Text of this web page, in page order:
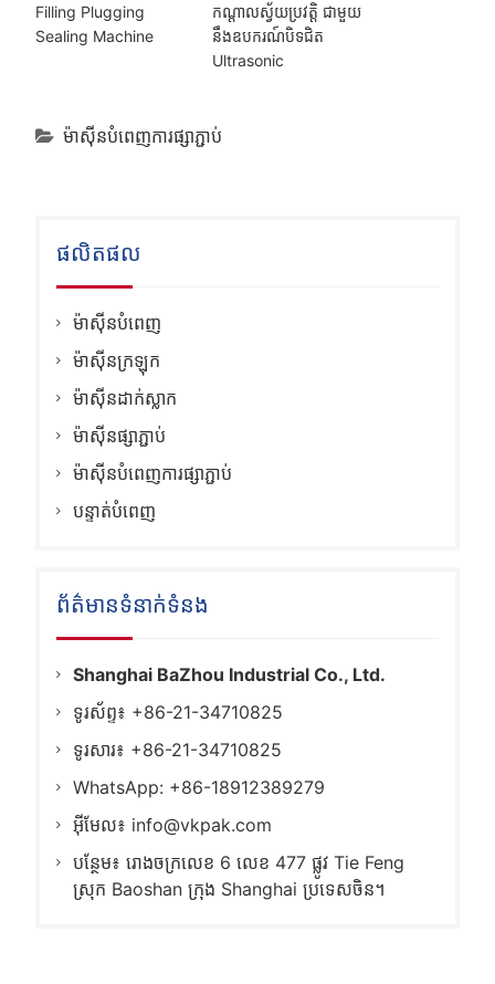
Filling Plugging
Sealing Machine
កណ្តាលស្វ័យប្រវត្តិ ជាមួយ
នឹងឧបករណ៍បិទជិត
Ultrasonic
ម៉ាស៊ីនបំពេញការផ្សាភ្ជាប់
ផលិតផល
ម៉ាស៊ីនបំពេញ
ម៉ាស៊ីនក្រឡុក
ម៉ាស៊ីនដាក់ស្លាក
ម៉ាស៊ីនផ្សាភ្ជាប់
ម៉ាស៊ីនបំពេញការផ្សាភ្ជាប់
បន្ទាត់បំពេញ
ព័ត៌មានទំនាក់ទំនង
Shanghai BaZhou Industrial Co., Ltd.
ទូរស័ព្ទ៖ +86-21-34710825
ទូរសារ៖ +86-21-34710825
WhatsApp: +86-18912389279
អ៊ីមែល៖ info@vkpak.com
បន្ថែម៖ រោងចក្រលេខ 6 លេខ 477 ផ្លូវ Tie Feng
ស្រុក Baoshan ក្រុង Shanghai ប្រទេសចិន។